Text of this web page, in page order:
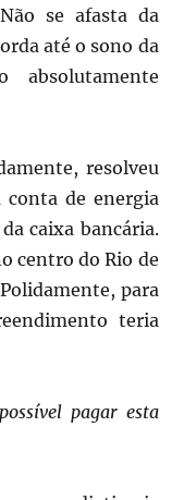
se afasta da
até o sono da
resolveu
conta de energia
caixa bancária.
centro do Rio de
para
teria
pagar esta